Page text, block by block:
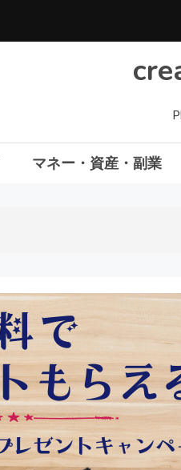
マネー・資産・副業